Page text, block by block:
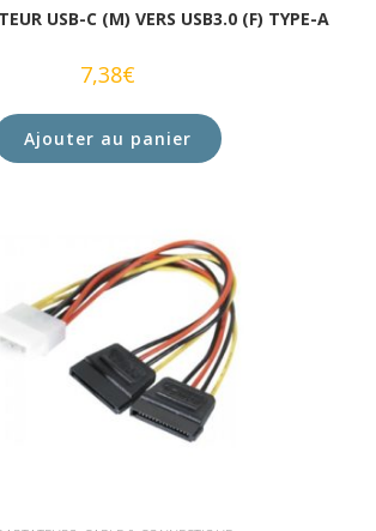
USB-C (M) VERS USB3.0 (F) TYPE-A
7,38€
Ajouter au panier